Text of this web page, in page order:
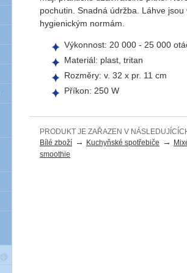
pochutin. Snadná údržba. Láhve
hygienickým normám.
Výkonnost: 20 000 - 25 000
Materiál: plast, tritan
Rozměry: v. 32 x pr. 11 cm
Příkon: 250 W
PRODUKT JE ZAŘAZEN V
Bílé zboží → Kuchyňské spotřebiče →
smoothie